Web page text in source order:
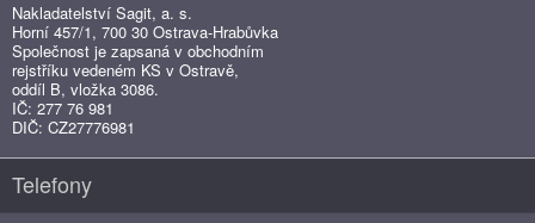
Nakladatelství Sagit, a. s.
Horní 457/1, 700 30 Ostrava-Hrabůvka
Společnost je zapsaná v obchodním
rejstříku vedeném KS v Ostravě,
oddíl B, vložka 3086.
IČ: 277 76 981
DIČ: CZ27776981
Telefony